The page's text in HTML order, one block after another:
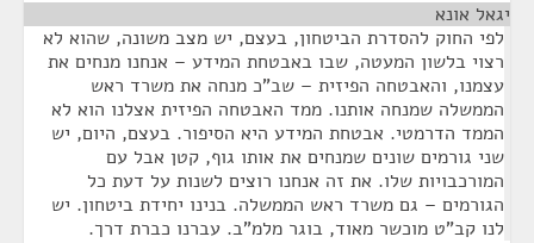
יגאל אונא
לפי החוק להסדרת הביטחון, בעצם, יש מצב משונה, שהוא לא
רצוי בלשון המעטה, שבו באבטחת המידע – אנחנו מנחים את
עצמנו, והאבטחה הפיזית – שב"כ מנחה את משרד ראש
הממשלה שמנחה אותנו. ממד האבטחה הפיזית אצלנו הוא לא
הממד הדרמטי. אבטחת המידע היא הסיפור. בעצם, היום, יש
שני גורמים שונים שמנחים את אותו גוף, קטן אבל עם
המורכבויות שלו. את זה אנחנו רוצים לשנות על דעת כל
הגורמים – גם משרד ראש הממשלה. בנינו יחידת ביטחון. יש
לנו קב"ט מוכשר מאוד, בוגר מלמ"ב. עברנו כברת דרך.